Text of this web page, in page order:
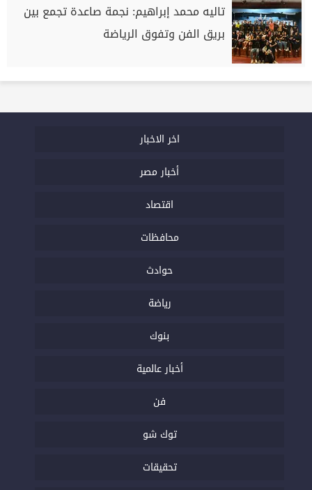
تاليه محمد إبراهيم: نجمة صاعدة تجمع بين
بريق الفن وتفوق الرياضة
اخر الاخبار
أخبار مصر
اقتصاد
محافظات
حوادث
رياضة
بنوك
أخبار عالمية
فن
توك شو
تحقيقات